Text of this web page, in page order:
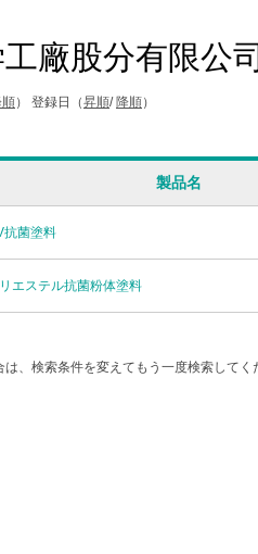
廠股分有限公
順） 登録日（昇順/ 降順）
製品名
抗菌塗料
エステル抗菌粉体塗料
、検索条件を変えてもう一度検索してく